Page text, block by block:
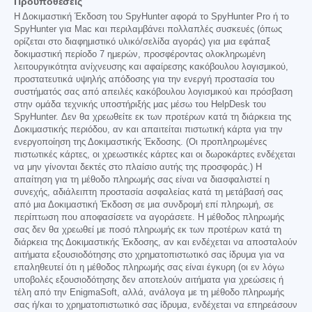
Η Δοκιμαστική Έκδοση του SpyHunter αφορά το SpyHunter Pro ή το
SpyHunter για Mac και περιλαμβάνει πολλαπλές συσκευές (όπως
ορίζεται στο διαφημιστικό υλικό/σελίδα αγοράς) για μια εφάπαξ
δοκιμαστική περίοδο 7 ημερών, προσφέροντας ολοκληρωμένη
λειτουργικότητα ανίχνευσης και αφαίρεσης κακόβουλου λογισμικού,
προστατευτικά υψηλής απόδοσης για την ενεργή προστασία του
συστήματός σας από απειλές κακόβουλου λογισμικού και πρόσβαση
στην ομάδα τεχνικής υποστήριξής μας μέσω του HelpDesk του
SpyHunter. Δεν θα χρεωθείτε εκ των προτέρων κατά τη διάρκεια της
Δοκιμαστικής περιόδου, αν και απαιτείται πιστωτική κάρτα για την
ενεργοποίηση της Δοκιμαστικής Έκδοσης. (Οι προπληρωμένες
πιστωτικές κάρτες, οι χρεωστικές κάρτες και οι δωροκάρτες ενδέχεται
να μην γίνονται δεκτές στο πλαίσιο αυτής της προσφοράς.) Η
απαίτηση για τη μέθοδο πληρωμής σας είναι να διασφαλιστεί η
συνεχής, αδιάλειπτη προστασία ασφαλείας κατά τη μετάβασή σας
από μια Δοκιμαστική Έκδοση σε μια συνδρομή επί πληρωμή, σε
περίπτωση που αποφασίσετε να αγοράσετε. Η μέθοδος πληρωμής
σας δεν θα χρεωθεί με ποσό πληρωμής εκ των προτέρων κατά τη
διάρκεια της Δοκιμαστικής Έκδοσης, αν και ενδέχεται να αποσταλούν
αιτήματα εξουσιοδότησης στο χρηματοπιστωτικό σας ίδρυμα για να
επαληθευτεί ότι η μέθοδος πληρωμής σας είναι έγκυρη (οι εν λόγω
υποβολές εξουσιοδότησης δεν αποτελούν αιτήματα για χρεώσεις ή
τέλη από την EnigmaSoft, αλλά, ανάλογα με τη μέθοδο πληρωμής
σας ή/και το χρηματοπιστωτικό σας ίδρυμα, ενδέχεται να επηρεάσουν